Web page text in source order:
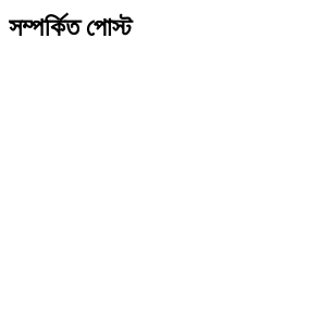
সম্পর্কিত পোস্ট